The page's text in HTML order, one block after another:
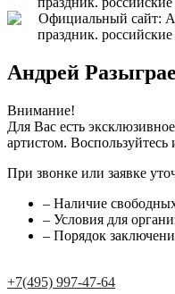
Андрей
Внимание!
Для Вас есть
артистом. Воспользуйтесь
При звонке или заявке
– Наличие
– Условия для
– Порядок
+7(495) 997-47-64